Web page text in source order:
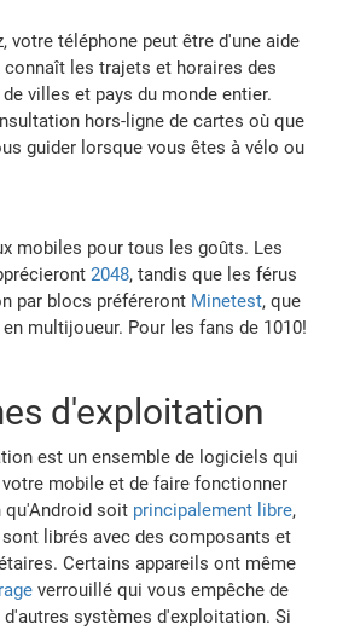
votre téléphone peut être d'une aide
connaît les trajets et horaires des
villes et pays du monde entier.
hors-ligne de cartes où que
guider lorsque vous êtes à vélo ou
mobiles pour tous les goûts. Les
2048, tandis que les férus
par blocs préféreront Minetest, que
multijoueur. Pour les fans de 1010!
d'exploitation
est un ensemble de logiciels qui
mobile et de faire fonctionner
qu'Android soit principalement libre,
librés avec des composants et
Certains appareils ont même
verrouillé qui vous empêche de
systèmes d'exploitation. Si